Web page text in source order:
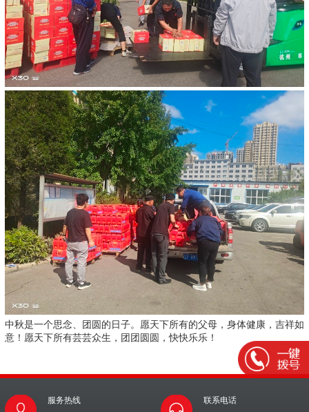
中秋是一个思念、团圆的日子。愿天下所有的父母，身体健康，吉祥如
意！愿天下所有芸芸众生，团团圆圆，快快乐乐！
服务热线 联系电话